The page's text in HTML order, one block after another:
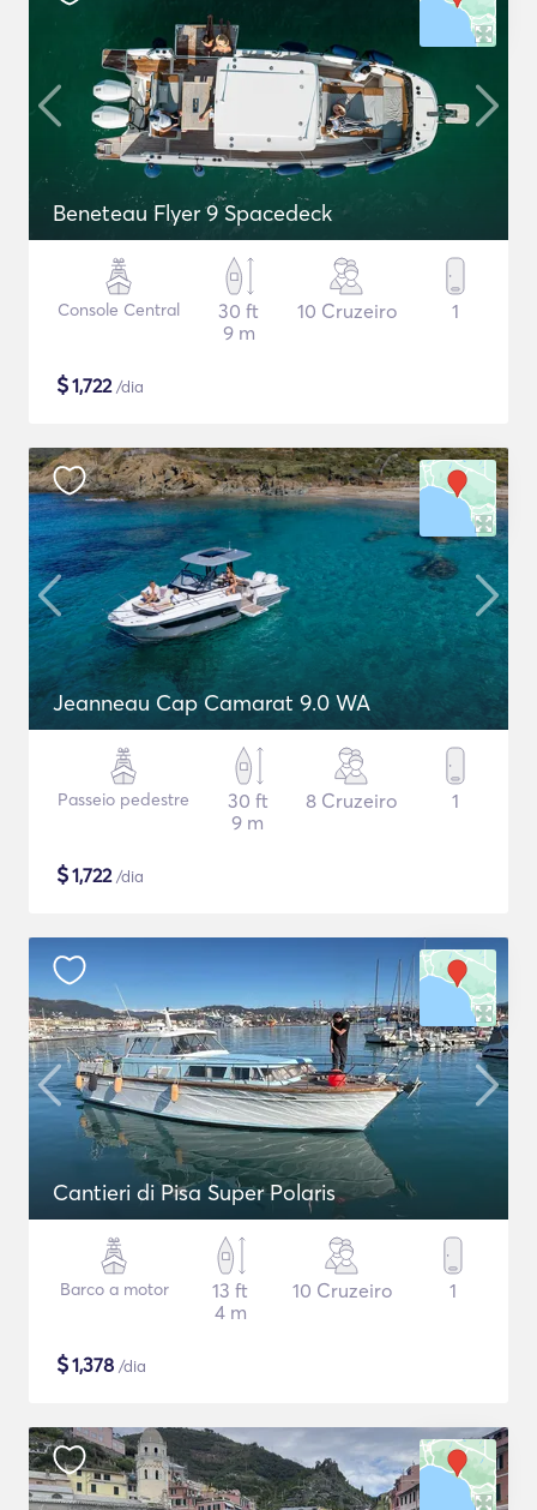
Beneteau Flyer 9 Spacedeck
Console Central
30 ft
9 m
10 Cruzeiro 1
$1,722/dia
Jeanneau Cap Camarat 9.0 WA
Passeio pedestre
30 ft
9 m
8 Cruzeiro 1
$1,722/dia
Cantieri di Pisa Super Polaris
Barco a motor
13 ft
4 m
10 Cruzeiro 1
$1,378 /dia